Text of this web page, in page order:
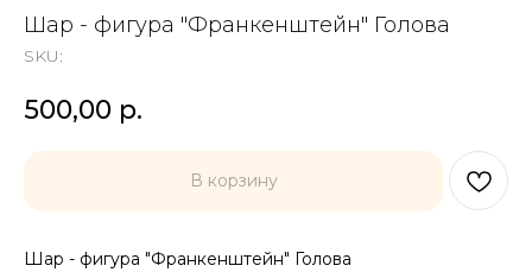
Шар - фигура "Франкенштейн" Голова
SKU:
500,00 р.
В корзину
Шар - фигура "Франкенштейн" Голова